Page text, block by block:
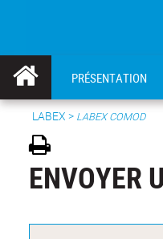
PRÉSENTATION
LABEX > LABEX COMOD
ENVOYER